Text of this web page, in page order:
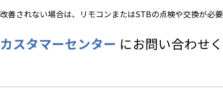
改善されない場合は、リモコンまたはSTBの点検や交換が必
カスタマーセンター にお問い合わせ